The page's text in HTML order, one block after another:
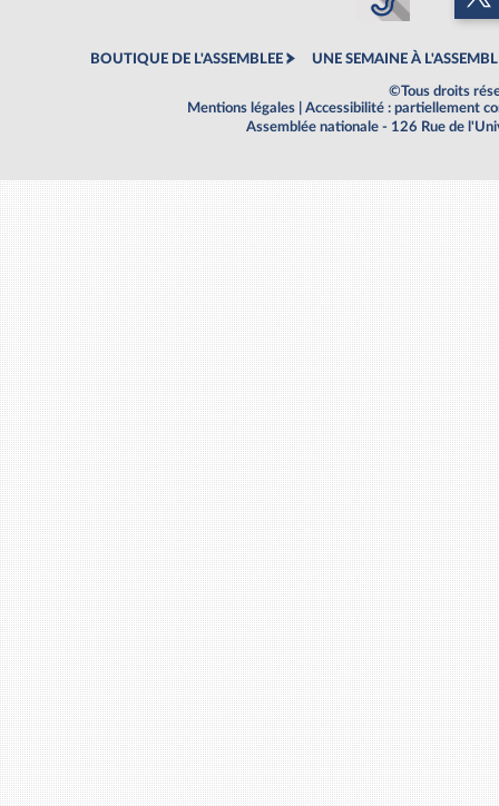
BOUTIQUE DE L'ASSEMBLEE UNE SEMAINE À
©Tous droits
Mentions légales
Accessibilité : partiellement
Assemblée nationale - 126 Rue de